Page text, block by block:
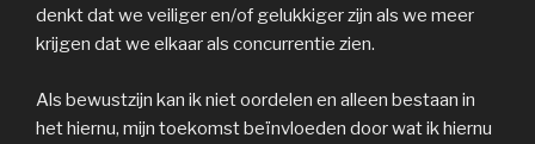
denkt dat we veiliger en/of gelukkiger zijn als we meer
krijgen dat we elkaar als concurrentie zien.
Als bewustzijn kan ik niet oordelen en alleen bestaan in
het hiernu, mijn toekomst beïnvloeden door wat ik hiernu